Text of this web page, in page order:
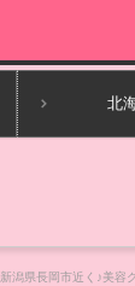
北
新潟県長岡市近く♪美容